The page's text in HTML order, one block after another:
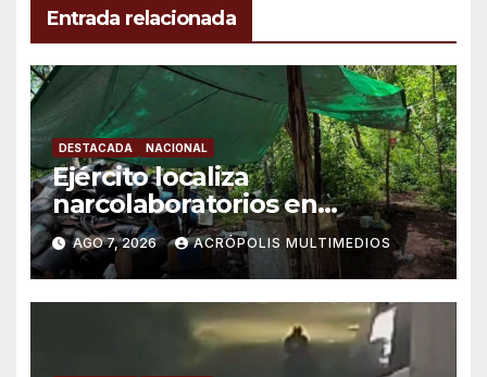
Entrada relacionada
DESTACADA NACIONAL
Ejército localiza
narcolaboratorios en
Michoacán
AGO 7, 2026 ACRÓPOLIS MULTIMEDIOS